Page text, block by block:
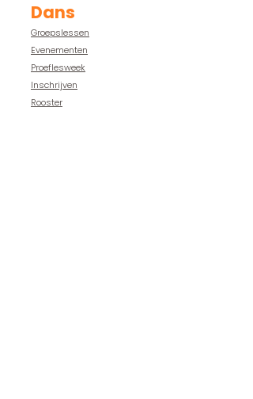
Dans
Groepslessen
Evenementen
Proeflesweek
Inschrijven
Rooster